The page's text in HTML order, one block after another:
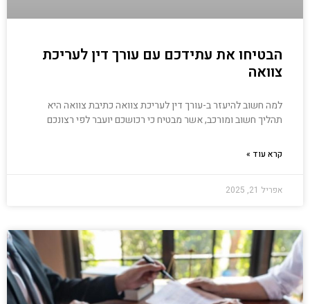
הבטיחו את עתידכם עם עורך דין לעריכת
צוואה
למה חשוב להיעזר ב-עורך דין לעריכת צוואה כתיבת צוואה היא
תהליך חשוב ומורכב, אשר מבטיח כי רכושכם יועבר לפי רצונכם
קרא עוד »
אפריל 21, 2025